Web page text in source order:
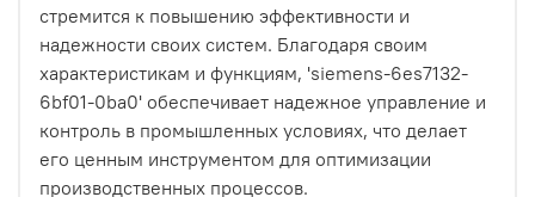
стремится к повышению эффективности и
надежности своих систем. Благодаря своим
характеристикам и функциям, 'siemens-6es7132-
6bf01-0ba0' обеспечивает надежное управление и
контроль в промышленных условиях, что делает
его ценным инструментом для оптимизации
производственных процессов.